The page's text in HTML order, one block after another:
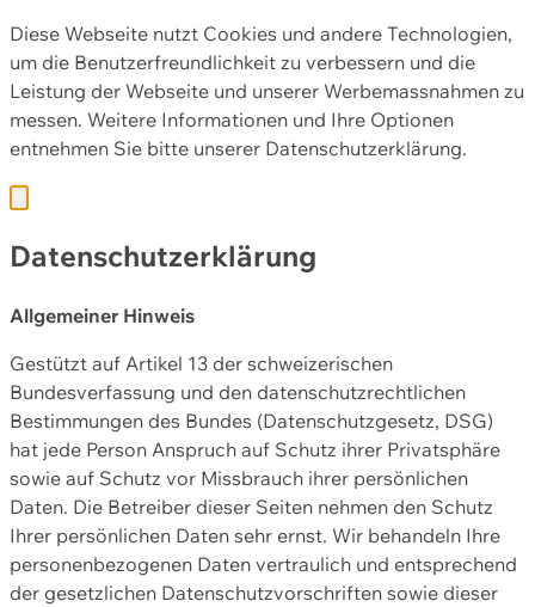
Diese Webseite nutzt Cookies und andere Technologien,
um die Benutzerfreundlichkeit zu verbessern und die
Leistung der Webseite und unserer Werbemassnahmen zu
messen. Weitere Informationen und Ihre Optionen
entnehmen Sie bitte unserer Datenschutzerklärung.
Datenschutzerklärung
Allgemeiner Hinweis
Gestützt auf Artikel 13 der schweizerischen
Bundesverfassung und den datenschutzrechtlichen
Bestimmungen des Bundes (Datenschutzgesetz, DSG)
hat jede Person Anspruch auf Schutz ihrer Privatsphäre
sowie auf Schutz vor Missbrauch ihrer persönlichen
Daten. Die Betreiber dieser Seiten nehmen den Schutz
Ihrer persönlichen Daten sehr ernst. Wir behandeln Ihre
personenbezogenen Daten vertraulich und entsprechend
der gesetzlichen Datenschutzvorschriften sowie dieser